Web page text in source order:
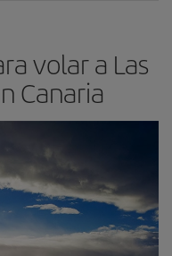
volar a Las
Canaria